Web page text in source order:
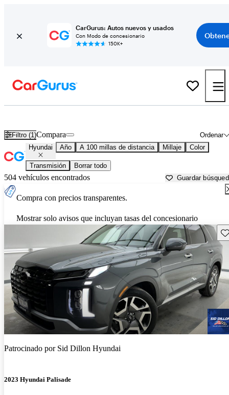
CarGurus: Autos nuevos y usados
Con Modo de concesionario
150K+
Filtro (1) Ordenar
Compara
Hyundai Año A 100 millas de distancia Millaje Color
Transmisión Borrar todo
504 vehículos encontrados Guardar
Compra con precios transparentes.
Mostrar solo avisos que incluyan tasas del concesionario
Patrocinado por Sid Dillon Hyundai
2023 Hyundai Palisade